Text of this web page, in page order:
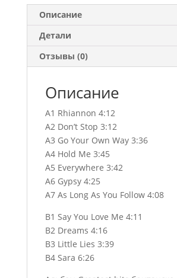
Описание
Детали
Отзывы (0)
Описание
A1 Rhiannon 4:12
A2 Don’t Stop 3:12
A3 Go Your Own Way 3:36
A4 Hold Me 3:45
A5 Everywhere 3:42
A6 Gypsy 4:25
A7 As Long As You Follow 4:08
B1 Say You Love Me 4:11
B2 Dreams 4:16
B3 Little Lies 3:39
B4 Sara 6:26